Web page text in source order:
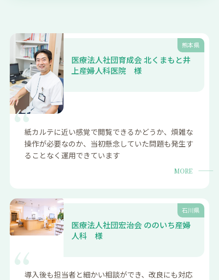
医療法人社団育成会 北くまもと井
上産婦人科医院 様
熊本県
紙カルテに近い感覚で閲覧できるかどうか、煩雑な
操作が必要なのか、当初懸念していた問題も発生す
ることなく運用できています
MORE
医療法人社団宏治会 ののいち産婦
人科 様
石川県
導入後も担当者と細かい相談ができ、改良にも対応